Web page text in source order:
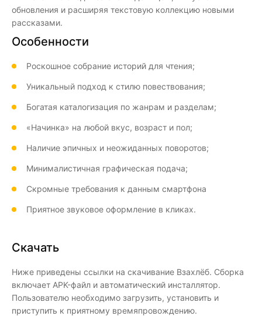
обновления и расширяя текстовую коллекцию новыми
рассказами.
Особенности
Роскошное собрание историй для чтения;
Уникальный подход к стилю повествования;
Богатая каталогизация по жанрам и разделам;
«Начинка» на любой вкус, возраст и пол;
Наличие эпичных и неожиданных поворотов;
Минималистичная графическая подача;
Скромные требования к данным смартфона
Приятное звуковое оформление в кликах.
Скачать
Ниже приведены ссылки на скачивание Взахлёб. Сборка
включает APK-файл и автоматический инсталлятор.
Пользователю необходимо загрузить, установить и
приступить к приятному времяпровождению.